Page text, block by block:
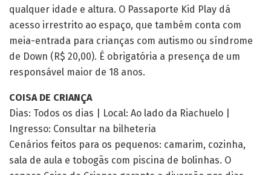
qualquer idade e altura. O Passaporte Kid Play dá
acesso irrestrito ao espaço, que também conta com
meia-entrada para crianças com autismo ou síndrome
de Down (R$ 20,00). É obrigatória a presença de um
responsável maior de 18 anos.
COISA DE CRIANÇA
Dias: Todos os dias | Local: Ao lado da Riachuelo |
Ingresso: Consultar na bilheteria
Cenários feitos para os pequenos: camarim, cozinha,
sala de aula e tobogãs com piscina de bolinhas. O